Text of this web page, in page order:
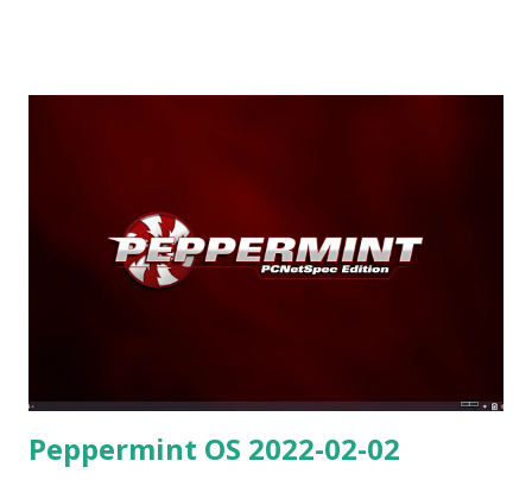
é o mais recente Xfce 4.16, com o layout Zenwalk especial -
este sistema de encaixe inspirado no NEXT/WindowMaker
incomum, com posicionamento exclusivo do painel para
Peppermint OS 2022-02-02